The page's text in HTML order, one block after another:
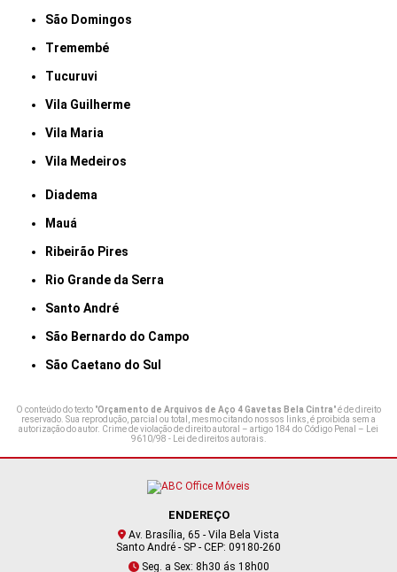
São Domingos
Tremembé
Tucuruvi
Vila Guilherme
Vila Maria
Vila Medeiros
Diadema
Mauá
Ribeirão Pires
Rio Grande da Serra
Santo André
São Bernardo do Campo
São Caetano do Sul
O conteúdo do texto "Orçamento de Arquivos de Aço 4 Gavetas Bela Cintra" é de direito
reservado. Sua reprodução, parcial ou total, mesmo citando nossos links, é proibida sem a
autorização do autor. Crime de violação de direito autoral – artigo 184 do Código Penal – Lei
9610/98 - Lei de direitos autorais.
ENDEREÇO
Av. Brasília, 65 - Vila Bela Vista
Santo André - SP - CEP: 09180-260
Seg. a Sex: 8h30 ás 18h00